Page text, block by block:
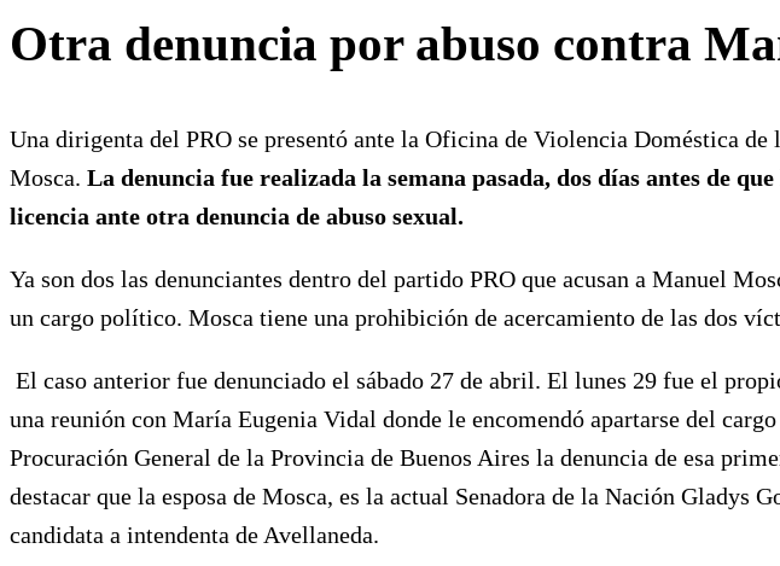
Otra denuncia por abuso contra
Una dirigenta del PRO se presentó ante la Oficina de Violencia Doméstica
Mosca. La denuncia fue realizada la semana pasada, dos días antes de
licencia ante otra denuncia de abuso sexual.
Ya son dos las denunciantes dentro del partido PRO que acusan a Manuel
un cargo político. Mosca tiene una prohibición de acercamiento de las dos
El caso anterior fue denunciado el sábado 27 de abril. El lunes 29 fue el
una reunión con María Eugenia Vidal donde le encomendó apartarse del
Procuración General de la Provincia de Buenos Aires la denuncia de esa
destacar que la esposa de Mosca, es la actual Senadora de la Nación Gladys
candidata a intendenta de Avellaneda.